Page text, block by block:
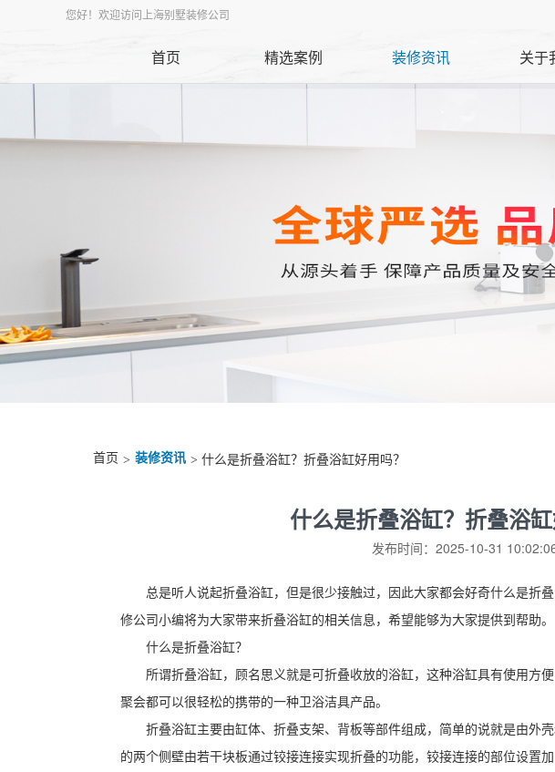
您好！欢迎访问上海别墅装修公司
首页 精选案例 装修资讯 关于
首页 > 装修资讯 > 什么是折叠浴缸？折叠浴缸好用吗？
什么是折叠浴缸？折叠浴缸
发布时间：2025-10-31
总是听人说起折叠浴缸，但是很少接触过，因此大家都会好奇什么是折
修公司小编将为大家带来折叠浴缸的相关信息，希望能够为大家提供到帮助。
什么是折叠浴缸？
所谓折叠浴缸，顾名思义就是可折叠收放的浴缸，这种浴缸具有使用方
聚会都可以很轻松的携带的一种卫浴洁具产品。
折叠浴缸主要由缸体、折叠支架、背板等部件组成，简单的说就是由外
的两个侧壁由若干块板通过铰接连接实现折叠的功能，铰接连接的部位设置